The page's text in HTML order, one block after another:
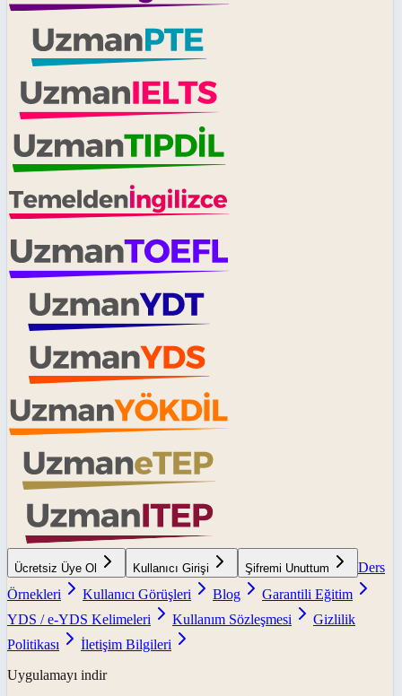
Ücretsiz Üye Ol Kullanıcı Girişi Şifremi Unuttum
Ders
Örnekleri
Kullanıcı Görüşleri Blog
Garantili Eğitim
YDS / e-YDS Kelimeleri
Kullanım Sözleşmesi
Gizlilik
Politikası
İletişim Bilgileri
Uygulamayı indir